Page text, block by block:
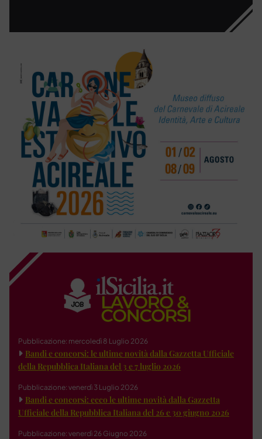
Pubblicazione: mercoledì 8 Luglio 2026
Bandi e concorsi: le ultime novità dalla Gazzetta Ufficiale
della Repubblica Italiana del 3 e 7 luglio 2026
Pubblicazione: venerdì 3 Luglio 2026
Bandi e concorsi: ecco le ultime novità dalla Gazzetta
Ufficiale della Repubblica Italiana del 26 e 30 giugno 2026
Pubblicazione: venerdì 26 Giugno 2026